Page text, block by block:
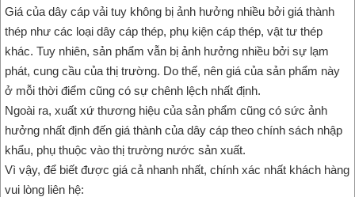
Giá của dây cáp vải tuy không bị ảnh hưởng nhiều bởi giá thành
thép như các loại dây cáp thép, phụ kiện cáp thép, vật tư thép
khác. Tuy nhiên, sản phẩm vẫn bị ảnh hưởng nhiều bởi sự lạm
phát, cung cầu của thị trường. Do thế, nên giá của sản phẩm này
ở mỗi thời điểm cũng có sự chênh lệch nhất định.
Ngoài ra, xuất xứ thương hiệu của sản phẩm cũng có sức ảnh
hưởng nhất định đến giá thành của dây cáp theo chính sách nhập
khẩu, phụ thuộc vào thị trường nước sản xuất.
Vì vậy, để biết được giá cả nhanh nhất, chính xác nhất khách hàng
vui lòng liên hệ: